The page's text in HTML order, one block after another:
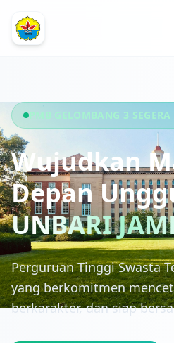
PMB GELOMBANG 3
Wujudkan
Depan
UNBARI
Perguruan Tinggi Swasta
yang berkomitmen
berkarakter, dan siap